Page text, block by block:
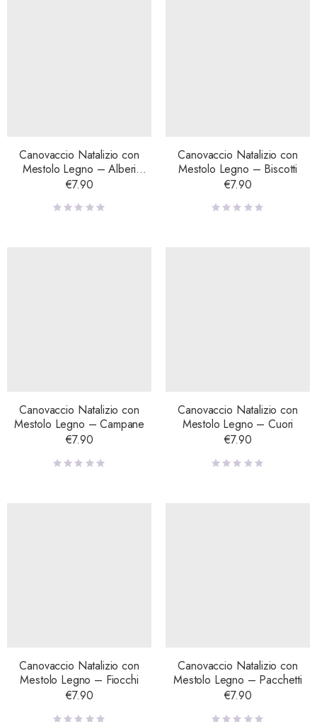
Canovaccio Natalizio con
Mestolo Legno – Alberi
Natale
€7.90
Canovaccio Natalizio con
Mestolo Legno – Biscotti
€7.90
Canovaccio Natalizio con
Mestolo Legno – Campane
€7.90
Canovaccio Natalizio con
Mestolo Legno – Cuori
€7.90
Canovaccio Natalizio con
Mestolo Legno – Fiocchi
€7.90
Canovaccio Natalizio con
Mestolo Legno – Pacchetti
€7.90